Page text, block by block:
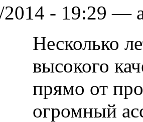
2014 - 19:29 —
Несколько
высокого
прямо от
огромный